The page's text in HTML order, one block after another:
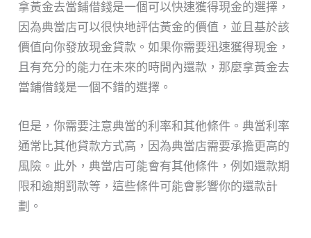
拿黃金去當鋪借錢是一個可以快速獲得現金的選擇，
因為典當店可以很快地評估黃金的價值，並且基於該
價值向你發放現金貸款。如果你需要迅速獲得現金，
且有充分的能力在未來的時間內還款，那麼拿黃金去
當鋪借錢是一個不錯的選擇。
但是，你需要注意典當的利率和其他條件。典當利率
通常比其他貸款方式高，因為典當店需要承擔更高的
風險。此外，典當店可能會有其他條件，例如還款期
限和逾期罰款等，這些條件可能會影響你的還款計
劃。